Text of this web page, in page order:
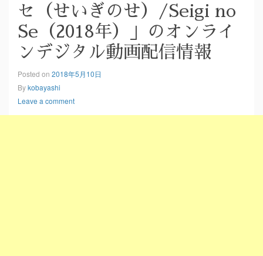
セ（せいぎのせ）/Seigi no
Se（2018年）」のオンライ
ンデジタル動画配信情報
Posted on 2018年5月10日
Bykobayashi
Leave a comment